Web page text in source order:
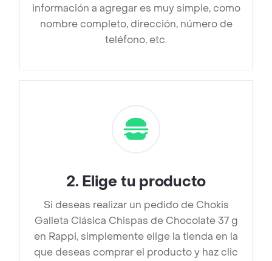
información a agregar es muy simple, como
nombre completo, dirección, número de
teléfono, etc.
2. Elige tu producto
Si deseas realizar un pedido de Chokis
Galleta Clásica Chispas de Chocolate 37 g
en Rappi, simplemente elige la tienda en la
que deseas comprar el producto y haz clic